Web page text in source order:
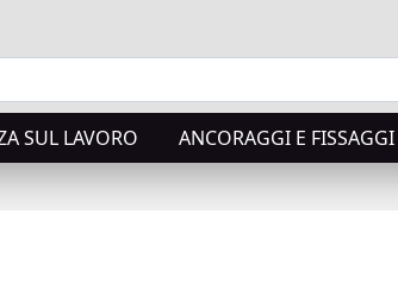
SUL LAVORO ANCORAGGI E FISSAGGI